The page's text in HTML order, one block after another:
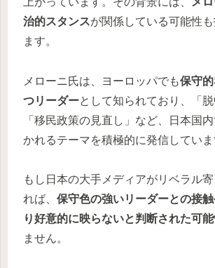
治的スタンスが関係している可能性
ます。
メローニ氏は、ヨーロッパでも保守
つリーダーとして知られており、「
「移民政策の見直し」など、日本国
かれるテーマを積極的に発信していま
もし日本の大手メディアがリベラル
れば、 保守色の強いリーダーとの接
り好意的に映らないと判断された可
ません。